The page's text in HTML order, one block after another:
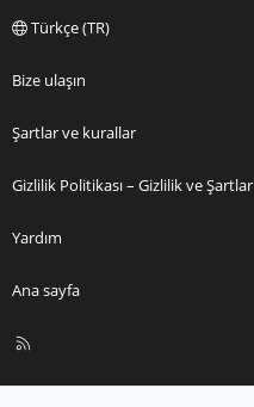
Türkçe (TR)
Bize ulaşın
Şartlar ve kurallar
Gizlilik Politikası – Gizlilik ve Şartlar
Yardım
Ana sayfa
R
S